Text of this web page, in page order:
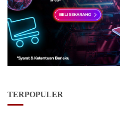
TERPOPULER